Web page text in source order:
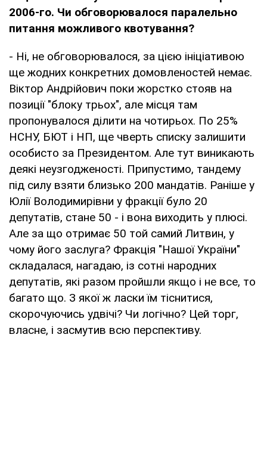
2006-го. Чи обговорювалося паралельно
питання можливого квотування?
- Ні, не обговорювалося, за цією ініціативою
ще жодних конкретних домовленостей немає.
Віктор Андрійович поки жорстко стояв на
позиції "блоку трьох", але місця там
пропонувалося ділити на чотирьох. По 25%
НСНУ, БЮТ і НП, ще чверть списку залишити
особисто за Президентом. Але тут виникають
деякі неузгодженості. Припустимо, тандему
під силу взяти близько 200 мандатів. Раніше у
Юлії Володимирівни у фракції було 20
депутатів, стане 50 - і вона виходить у плюсі.
Але за що отримає 50 той самий Литвин, у
чому його заслуга? Фракція "Нашої України"
складалася, нагадаю, із сотні народних
депутатів, які разом пройшли якщо і не все, то
багато що. З якої ж ласки їм тіснитися,
скорочуючись удвічі? Чи логічно? Цей торг,
власне, і засмутив всю перспективу.